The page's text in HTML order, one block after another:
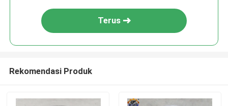
Terus
Rekomendasi Produk